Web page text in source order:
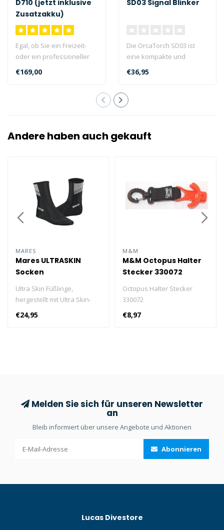
D710 (jetzt inklusive
Zusatzakku)
Egal, ob Sie ein Freizeit-
oder ein professioneller
Taucher sind, Sie werden
€169,00
SD03 Signal Blinker
Die OrcaTorch SD03 ist
eine kompakte und
multifunktionale 4-farbiges
Blinklicht...
€36,95
Andere haben auch gekauft
MARES
Mares ULTRASKIN
Socken
Ultra Skin Füßlinge,
hergestellt mit Ultra Skin-
Technologie. Die Ultra Skin-
Technologie kombiniert 3
€24,95
M&M
M&M Octopus Halter
Stecker 330072
Octopus Halter Stecker
330072
€8,97
Melden Sie sich für unseren Newsletter
an
Bleib informiert über unsere Angebote und Aktionen
Abonnieren
Lucas Divestore